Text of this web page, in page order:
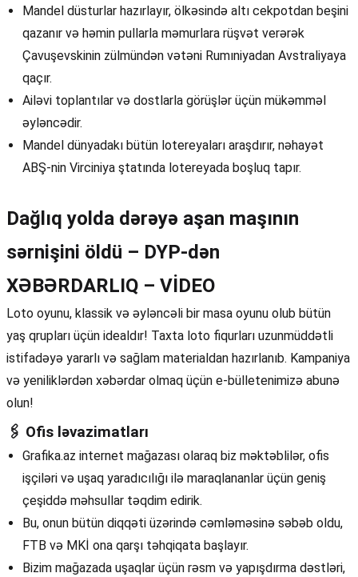
Mandel düsturlar hazırlayır, ölkəsində altı cekpotdan beşini
qazanır və həmin pullarla məmurlara rüşvət verərək
Çavuşevskinin zülmündən vətəni Rumıniyadan Avstraliyaya
qaçır.
Ailəvi toplantılar və dostlarla görüşlər üçün mükəmməl
əyləncədir.
Mandel dünyadakı bütün lotereyaları araşdırır, nəhayət
ABŞ-nin Virciniya ştatında lotereyada boşluq tapır.
Dağlıq yolda dərəyə aşan maşının
sərnişini öldü – DYP-dən
XƏBƏRDARLIQ – VİDEO
Loto oyunu, klassik və əyləncəli bir masa oyunu olub bütün
yaş qrupları üçün idealdır! Taxta loto fiqurları uzunmüddətli
istifadəyə yararlı və sağlam materialdan hazırlanıb. Kampaniya
və yeniliklərdən xəbərdar olmaq üçün e-bülletenimizə abunə
olun!
🖇 Ofis ləvazimatları
Grafika.az internet mağazası olaraq biz məktəblilər, ofis
işçiləri və uşaq yaradıcılığı ilə maraqlananlar üçün geniş
çeşiddə məhsullar təqdim edirik.
Bu, onun bütün diqqəti üzərində cəmləməsinə səbəb oldu,
FTB və MKİ ona qarşı təhqiqata başlayır.
Bizim mağazada uşaqlar üçün rəsm və yapışdırma dəstləri,